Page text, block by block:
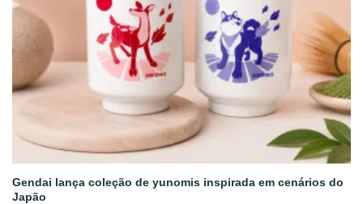
Gendai lança coleção de yunomis inspirada em cenários do
Japão